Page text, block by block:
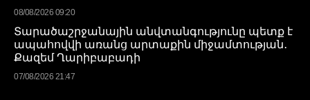
08/08/2026 09:20
Տարածաշրջանային անվտանգությունը պետք է
ապահովվի առանց արտաքին միջամտության․
Քազեմ Ղարիբաբադի
07/08/2026 21:47